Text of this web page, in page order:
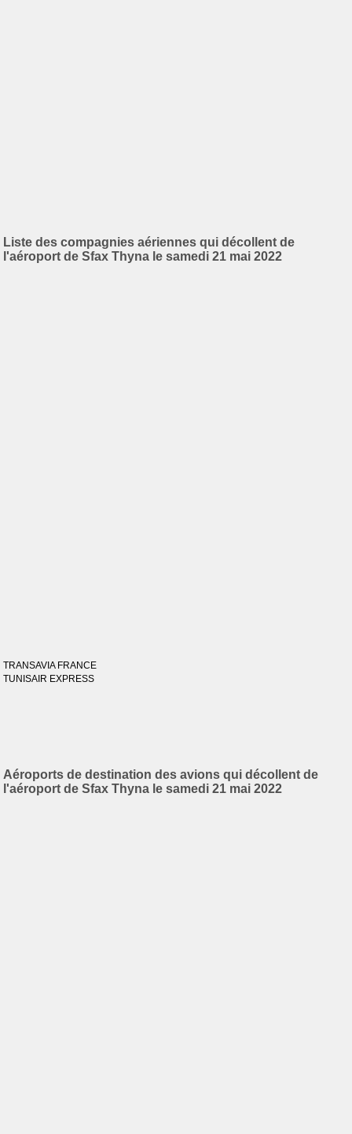
Liste des compagnies aériennes qui décollent de
l'aéroport de Sfax Thyna le samedi 21 mai 2022
TRANSAVIA FRANCE
TUNISAIR EXPRESS
Aéroports de destination des avions qui décollent de
l'aéroport de Sfax Thyna le samedi 21 mai 2022